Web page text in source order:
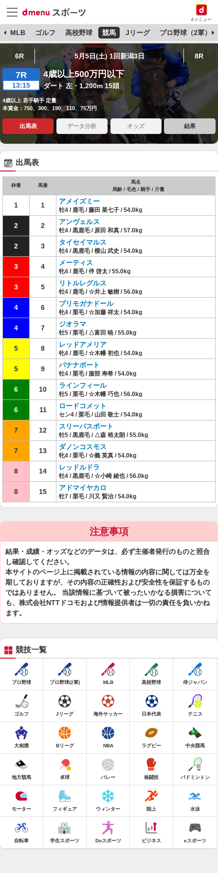
dメニュー
MLB ゴルフ 高校野球 競馬 Jリーグ プロ野球（2軍）
6R 5月5日(土) 1回新潟3日 8R
7R
13:15
4歳以上500万円以下
ダート 左・1,200m 15頭
4歳以上 若手騎手 定量
本賞金：750、300、190、110、75万円
出馬表 データ分析 オッズ 結果
出馬表
枠番 馬番
馬名
馬齢 / 毛色 / 騎手 / 斤量
1 1 アメイズミー
牡4 / 鹿毛 / 藤田 菜七子 / 54.0kg
2 2 アンヴェルス
牡4 / 黒鹿毛 / 原田 和真 / 57.0kg
2 3 タイセイマルス
牡4 / 黒鹿毛 / 横山 武史 / 54.0kg
3 4 メーティス
牝4 / 鹿毛 / 伴 啓太 / 55.0kg
3 5 リトルレグルス
牡4 / 鹿毛 / ☆井上 敏樹 / 56.0kg
4 6 プリモガナドール
牝4 / 栗毛 / ☆加藤 祥太 / 54.0kg
4 7 ジオラマ
牡5 / 栗毛 / △富田 暁 / 55.0kg
5 8 レッドアメリア
牝4 / 鹿毛 / ☆木幡 初也 / 54.0kg
5 9 バナナボート
牡4 / 栗毛 / 服部 寿希 / 54.0kg
6 10 ラインフィール
牡5 / 栗毛 / ☆木幡 巧也 / 56.0kg
6 11 ロードコメット
セン4 / 栗毛 / 山田 敬士 / 54.0kg
7 12 スリーパスポート
牡5 / 黒鹿毛 / △森 裕太朗 / 55.0kg
7 13 ダノンコスモス
牝4 / 栗毛 / ☆義 英真 / 54.0kg
8 14 レッドルドラ
牡4 / 黒鹿毛 / ☆小崎 綾也 / 56.0kg
8 15 アドマイヤカロ
牡7 / 栗毛 / 川又 賢治 / 54.0kg
注意事項
結果・成績・オッズなどのデータは、必ず主催者発行のものと照合
し確認してください。
本サイトのページ上に掲載されている情報の内容に関しては万全を
期しておりますが、その内容の正確性および安全性を保証するもの
ではありません。 当該情報に基づいて被ったいかなる損害について
も、株式会社NTTドコモおよび情報提供者は一切の責任を負いかね
ます。
競技一覧
プロ野球 プロ野球(2軍) MLB 高校野球 侍ジャパン
ゴルフ Jリーグ 海外サッカー 日本代表 テニス
大相撲 Bリーグ NBA ラグビー 中央競馬
地方競馬 卓球 バレー 格闘技 バドミントン
モーター フィギュア ウィンター 陸上 水泳
自転車 学生スポーツ Doスポーツ ビジネス eスポーツ